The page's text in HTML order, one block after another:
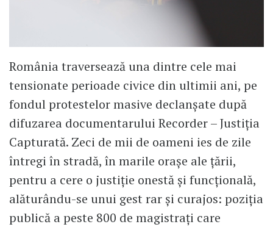
România traversează una dintre cele mai
tensionate perioade civice din ultimii ani, pe
fondul protestelor masive declanșate după
difuzarea documentarului Recorder – Justiția
Capturată. Zeci de mii de oameni ies de zile
întregi în stradă, în marile orașe ale țării,
pentru a cere o justiție onestă și funcțională,
alăturându-se unui gest rar și curajos: poziția
publică a peste 800 de magistrați care